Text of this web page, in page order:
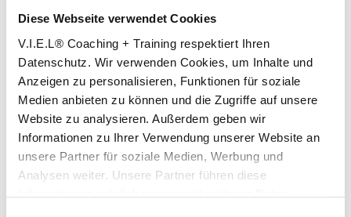
Diese Webseite verwendet Cookies
V.I.E.L® Coaching + Training respektiert Ihren
Datenschutz. Wir verwenden Cookies, um Inhalte und
Anzeigen zu personalisieren, Funktionen für soziale
Medien anbieten zu können und die Zugriffe auf unsere
Website zu analysieren. Außerdem geben wir
Informationen zu Ihrer Verwendung unserer Website an
unsere Partner für soziale Medien, Werbung und
Analysen weiter. Unsere Partner führen diese
Informationen möglicherweise mit weiteren Daten